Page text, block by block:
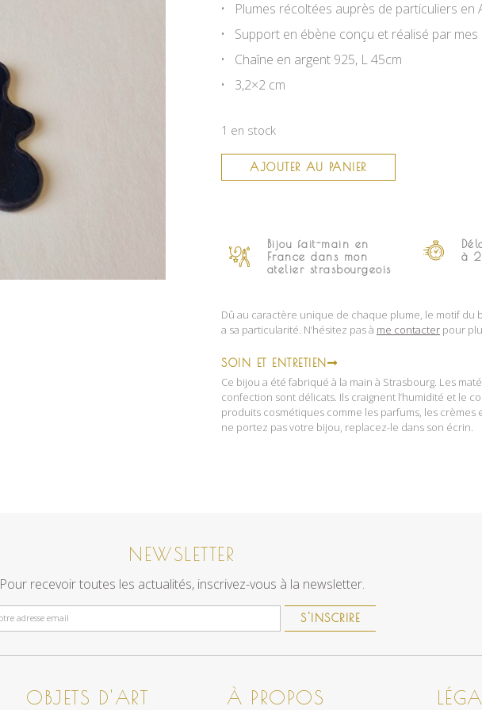
Plumes récoltées auprès de particuliers en
Support en ébène conçu et réalisé par mes
Chaîne en argent 925, L 45cm
3,2×2 cm
1 en stock
AJOUTER AU PANIER
Bijou fait-main en
France dans mon
atelier strasbourgeois
à 2
Dû au caractère unique de chaque plume, le motif du
a sa particularité. N’hésitez pas à me contacter pour
SOIN ET ENTRETIEN
Ce bijou a été fabriqué à la main à Strasbourg. Les
confection sont délicats. Ils craignent l’humidité et le
produits cosmétiques comme les parfums, les crèmes
ne portez pas votre bijou, replacez-le dans son écrin.
NEWSLETTER
Pour recevoir toutes les actualités, inscrivez-vous à la newsletter.
S'INSCRIRE
OBJETS D'ART À PROPOS